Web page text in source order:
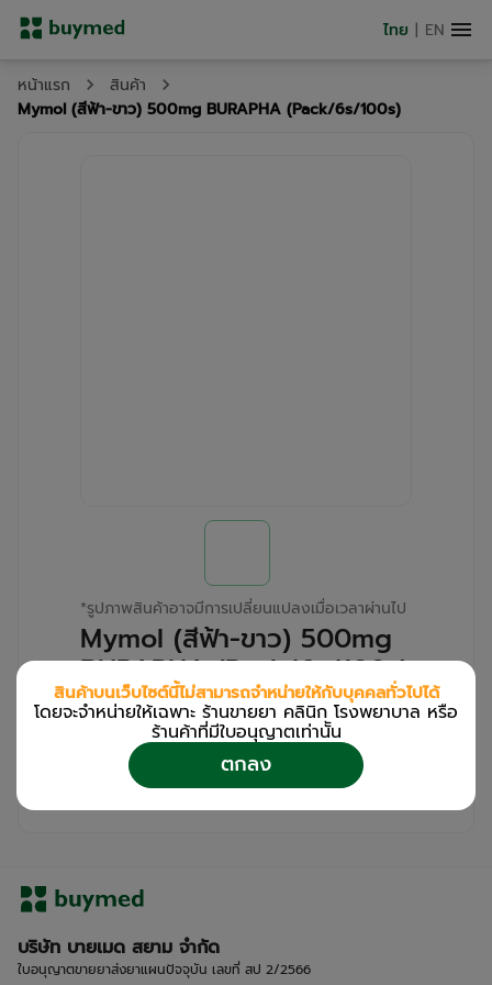
ไทย | EN
หน้าแรก
สินค้า
Mymol (สีฟ้า-ขาว) 500mg BURAPHA (Pack/6s/100s)
*รูปภาพสินค้าอาจมีการเปลี่ยนแปลงเมื่อเวลาผ่านไป
Mymol (สีฟ้า-ขาว) 500mg
BURAPHA (Pack/6s/100s)
สำหรับลูกค้าเฉพาะร้านขายยา คลินิก และโรง
เข้าสู่ระบบ
ลงทะเบียน
เพื่อดูรายละเอียดเพิ่มเติม
บริษัท บายเมด สยาม จำกัด
ใบอนุญาตขายยาส่งยาแผนปัจจุบัน เลขที่ สป 2/2566
สินค้าบนเว็บไซต์นี้ไม่สามารถจำหน่ายให้กับบุคคลทั่วไปได้
โดยจะจำหน่ายให้เฉพาะ ร้านขายยา คลินิก โรงพยาบาล หรือ
ร้านค้าที่มีใบอนุญาตเท่านััน
ตกลง